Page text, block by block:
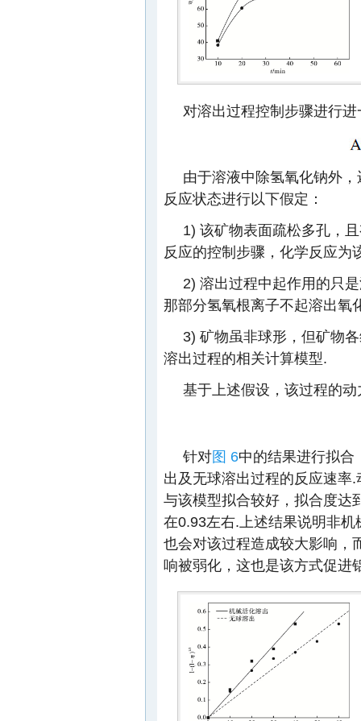
对溶出过程控制步骤进行
由于溶液中除氢氧化钠外
反应状态进行以下假定：
1) 该矿物表面疏松多孔，
反应的控制步骤，化学反应为
2) 溶出过程中起作用的只
那部分氢氧根离子不起溶出氧
3) 矿物虽非球形，但矿物
溶出过程的相关计算模型.
基于上述假设，该过程的
针对图 6中的结果进行拟合
出及无球溶出过程的反应速率
与该模型拟合较好，拟合度达
在0.93左右.上述结果说明非
也会对该过程造成较大影响，
响被弱化，这也是该方式促进